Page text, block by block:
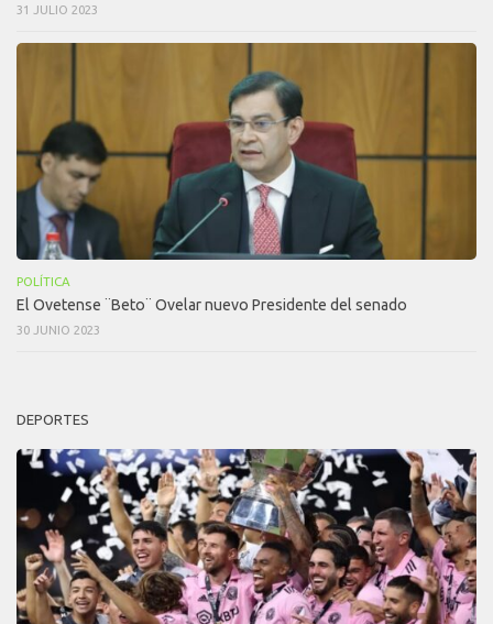
31 JULIO 2023
POLÍTICA
El Ovetense ¨Beto¨ Ovelar nuevo Presidente del senado
30 JUNIO 2023
DEPORTES